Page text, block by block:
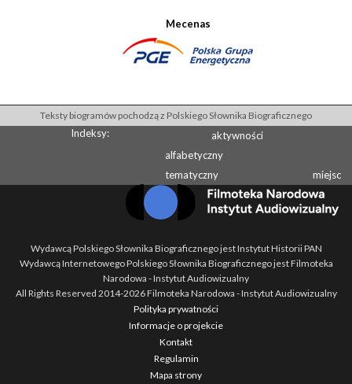
Mecenas
Teksty biogramów pochodzą z Polskiego Słownika Biograficznego
Indeksy:
aktywności
alfabetyczny
tematyczny
miejsc
Wydawcą Polskiego Słownika Biograficznego jest Instytut Historii PAN
Wydawcą Internetowego Polskiego Słownika Biograficznego jest Filmoteka
Narodowa - Instytut Audiowizualny
All Rights Reserved 2014-2026Filmoteka Narodowa - Instytut Audiowizualny
Polityka prywatności
Informacje o projekcie
Kontakt
Regulamin
Mapa strony